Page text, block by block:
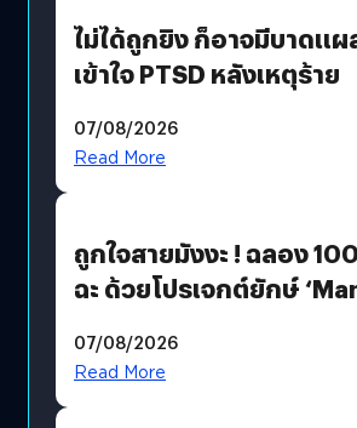
ไม่ได้ถูกยิง ก็อาจมีบาดแผ
เข้าใจ PTSD หลังเหตุร้าย
07/08/2026
Read More
ถูกใจสายมังงะ ! ฉลอง
ฉะ ด้วยโปรเจกต์ยักษ์
มีภาษาไทยด้วย
07/08/2026
Read More